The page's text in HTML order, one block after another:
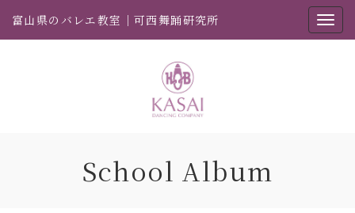
富山県のバレエ教室｜可西舞踊研究所
School Album